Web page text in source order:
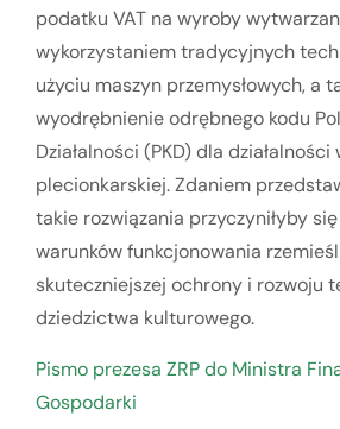
podatku VAT na wyroby
wykorzystaniem tradycyjnych
użyciu maszyn przemysłowych, a
wyodrębnienie odrębnego kodu
Działalności (PKD) dla
plecionkarskiej. Zdaniem
takie rozwiązania przyczyniłyby
warunków funkcjonowania
skuteczniejszej ochrony i rozwoju
dziedzictwa kulturowego.
Pismo prezesa ZRP do Ministra
Gospodarki